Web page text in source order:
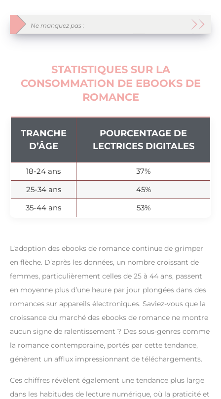
Ne manquez pas :
STATISTIQUES SUR LA
CONSOMMATION DE EBOOKS DE
ROMANCE
TRANCHE
D’ÂGE
POURCENTAGE DE
LECTRICES DIGITALES
18-24 ans
37%
25-34 ans
45%
35-44 ans
53%
L’adoption des ebooks de romance continue de grimper
en flèche. D’après les données, un nombre croissant de
femmes, particulièrement celles de 25 à 44 ans, passent
en moyenne plus d’une heure par jour plongées dans des
romances sur appareils électroniques. Saviez-vous que la
croissance du marché des ebooks de romance ne montre
aucun signe de ralentissement ? Des sous-genres comme
la romance contemporaine, portés par cette tendance,
génèrent un afflux impressionnant de téléchargements.
Ces chiffres révèlent également une tendance plus large
dans les habitudes de lecture numérique, où la praticité et